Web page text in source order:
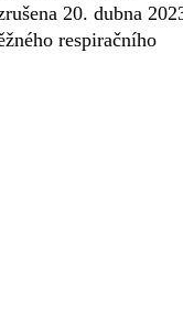
20. dubna
respiračního